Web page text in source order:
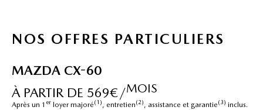
NOS OFFRES PARTICULIERS
MAZDA CX-60
À PARTIR DE 569€/MOIS
Après un 1 er loyer majoré(1), entretien(2), assistance et garantie(3) inclus.